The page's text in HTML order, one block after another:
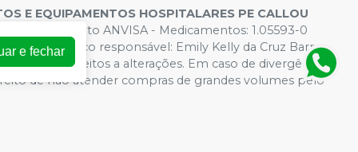
E EQUIPAMENTOS HOSPITALARES PE CALLOU
Funcionamento ANVISA - Medicamentos: 1.05593-0
- Farmacêutico responsável: Emily Kelly da Cruz Barros.
estão sujeitos a alterações. Em caso de divergência
de não atender compras de grandes volumes pelo
e fechar